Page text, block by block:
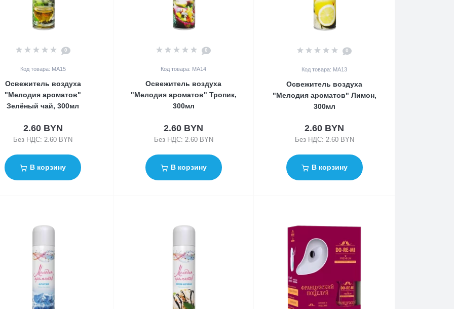
0
Код товара: MA15
Освежитель воздуха
"Мелодия ароматов"
Зелёный чай, 300мл
2.60 BYN
Без НДС: 2.60 BYN
В корзину
0
Код товара: MA14
Освежитель воздуха
"Мелодия ароматов" Тропик,
300мл
2.60 BYN
Без НДС: 2.60 BYN
В корзину
0
Код товара: MA13
Освежитель воздуха
"Мелодия ароматов" Лимон,
300мл
2.60 BYN
Без НДС: 2.60 BYN
В корзину